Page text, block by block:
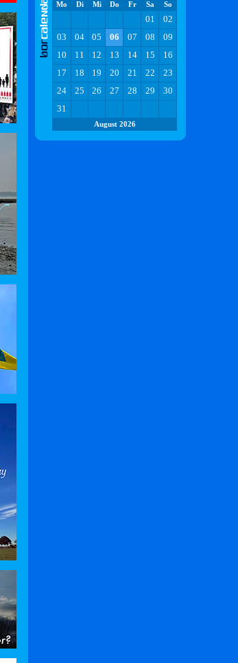
Mo Di Mi Do Fr Sa So
01
02
03
04 05 06 07 08
09
10
11 12 13 14 15
16
17
18 19 20 21 22
23
24
25 26 27 28 29
30
31
August 2026